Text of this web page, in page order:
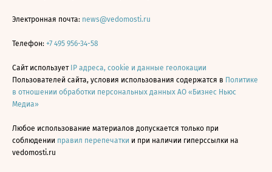
Электронная почта: news@vedomosti.ru
Телефон: +7 495 956-34-58
Сайт использует IP адреса, cookie и данные геолокации
Пользователей сайта, условия использования содержатся в Политике
в отношении обработки персональных данных АО «Бизнес Ньюс
Медиа»
Любое использование материалов допускается только при
соблюдении правил перепечатки и при наличии гиперссылки на
vedomosti.ru